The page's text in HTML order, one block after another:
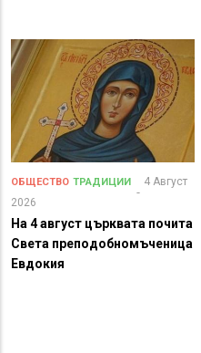
ОБЩЕСТВО ТРАДИЦИИ
4 Август
2026
На 4 август църквата почита
Света преподобномъченица
Евдокия